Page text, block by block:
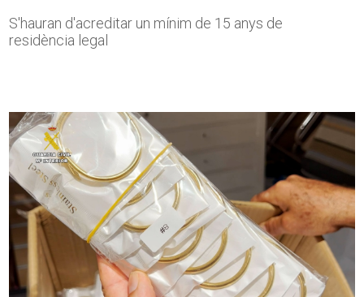
S'hauran d'acreditar un mínim de 15 anys de
residència legal